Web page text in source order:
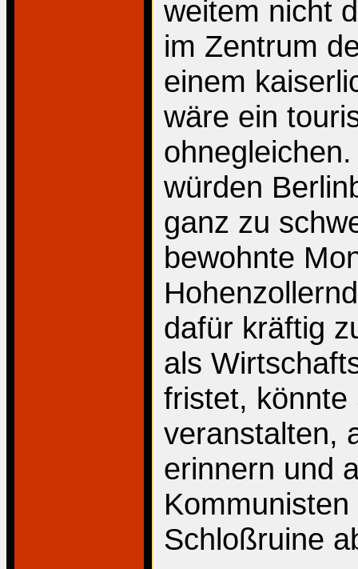
weitem nicht
im Zentrum
einem
wäre ein
würden
ganz zu
bewohnte
dafür kräftig
als
fristet, könnte
veranstalten,
erinnern und
Schloßruine